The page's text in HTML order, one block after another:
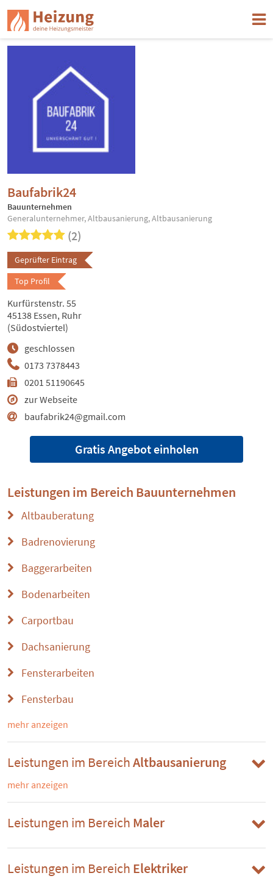
Baufabrik24
Bauunternehmen
Generalunternehmer, Altbausanierung, Altbausanierung
(2)
Geprüfter Eintrag
Top Profil
0173 7378443
0201 51190645
zur Webseite
baufabrik24@gmail.com
geschlossen
Kurfürstenstr. 55
45138 Essen, Ruhr
(Südostviertel)
Gratis Angebot einholen
Leistungen im Bereich Bauunternehmen
Altbauberatung
Badrenovierung
Baggerarbeiten
Bodenarbeiten
Carportbau
Dachsanierung
Fensterarbeiten
Fensterbau
mehr anzeigen
Leistungen im BereichAltbausanierung
mehr anzeigen
Leistungen im Bereich Maler
Leistungen im Bereich Elektriker